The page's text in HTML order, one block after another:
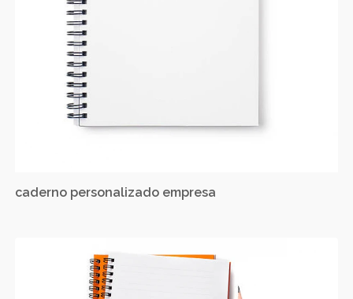
caderno personalizado empresa